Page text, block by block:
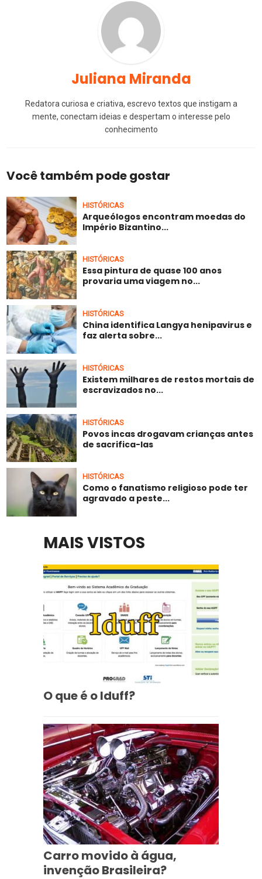
Juliana Miranda
Redatora curiosa e criativa, escrevo textos que instigam a
mente, conectam ideias e despertam o interesse pelo
conhecimento
Você também pode gostar
HISTÓRICAS
Arqueólogos encontram moedas do
Império Bizantino...
HISTÓRICAS
Essa pintura de quase 100 anos
provaria uma viagem no...
HISTÓRICAS
China identifica Langya henipavirus e
faz alerta sobre...
HISTÓRICAS
Existem milhares de restos mortais de
escravizados no...
HISTÓRICAS
Povos incas drogavam crianças antes
de sacrifica-las
HISTÓRICAS
Como o fanatismo religioso pode ter
agravado a peste...
MAIS VISTOS
O que é o Iduff?
Carro movido à água,
invenção Brasileira?